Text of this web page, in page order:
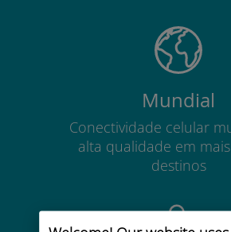
Mundial
Conectividade celular
alta qualidade em
destinos